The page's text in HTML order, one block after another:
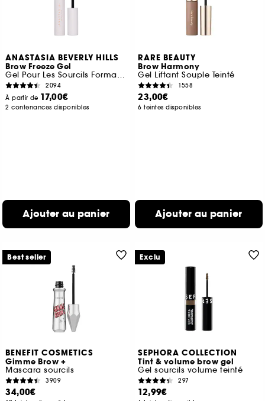
ANASTASIA BEVERLY HILLS
Brow Freeze Gel
Gel Pour Les Sourcils Format Voyage
2094
À partir de 17,00€
2 contenances disponibles
Ajouter au panier
RARE BEAUTY
Brow Harmony
Gel Liftant Souple Teinté
1558
23,00€
6 teintes disponibles
Ajouter au panier
BENEFIT COSMETICS
Gimme Brow +
Mascara sourcils
3909
34,00€
Best seller
SEPHORA COLLECTION
Tint & volume brow gel
Gel sourcils volume teinté
297
12,99€
Exclu